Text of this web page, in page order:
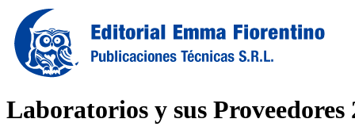
Laboratorios y sus Proveedores